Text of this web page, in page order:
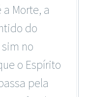
Morte, a
do
no
o Espírito
pela